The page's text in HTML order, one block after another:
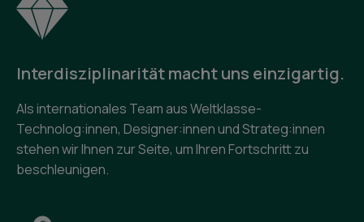
Interdisziplinarität macht uns einzigartig.
Als internationales Team aus Weltklasse-
Technolog:innen, Designer:innen und Strateg:innen
stehen wir Ihnen zur Seite, um Ihren Fortschritt zu
beschleunigen.